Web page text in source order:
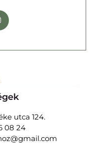
utca 124.
08 24